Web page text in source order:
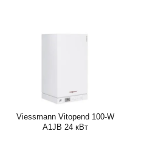
Viessmann Vitopend 100-W
A1JB 24 кВт